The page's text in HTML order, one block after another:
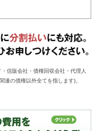
信販会社・債権回収会社・代理人
連の債権以外全てを指します)。